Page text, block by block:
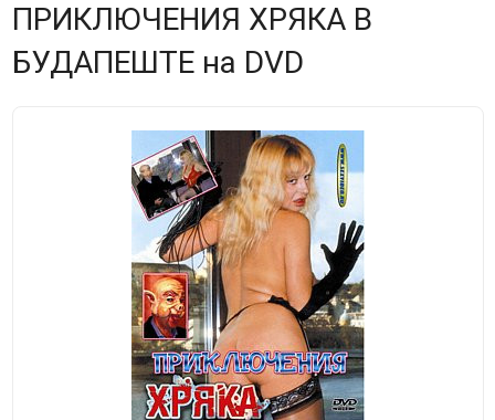
ПРИКЛЮЧЕНИЯ ХРЯКА В
БУДАПЕШТЕ на DVD